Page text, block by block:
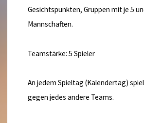
Gesichtspunkten, Gruppen mit je 5
Mannschaften.
Teamstärke: 5 Spieler
An jedem Spieltag (Kalendertag)
gegen jedes andere Teams.